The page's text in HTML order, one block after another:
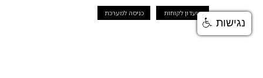
מועדון לקוחות כניסה למערכת
נגישות